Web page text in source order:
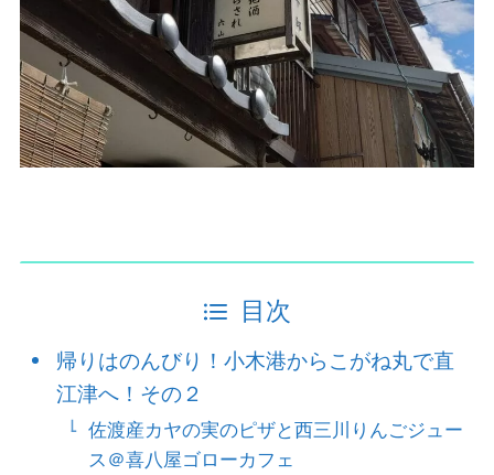
目次
帰りはのんびり！小木港からこがね丸で直
江津へ！その２
佐渡産カヤの実のピザと西三川りんごジュー
ス＠喜八屋ゴローカフェ